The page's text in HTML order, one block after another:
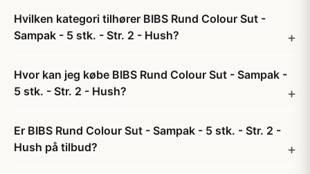
Hvilken kategori tilhører BIBS Rund Colour Sut -
Sampak - 5 stk. - Str. 2 - Hush?
Hvor kan jeg købe BIBS Rund Colour Sut - Sampak -
5 stk. - Str. 2 - Hush?
Er BIBS Rund Colour Sut - Sampak - 5 stk. - Str. 2 -
Hush på tilbud?